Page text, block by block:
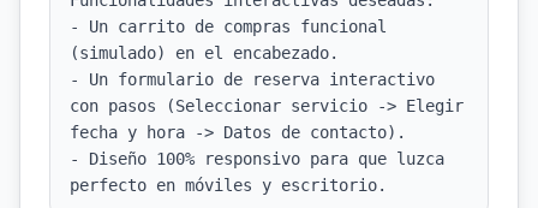
- Un carrito de compras funcional
(simulado) en el encabezado.
- Un formulario de reserva interactivo
con pasos (Seleccionar servicio -> Elegir
fecha y hora -> Datos de contacto).
- Diseño 100% responsivo para que luzca
perfecto en móviles y escritorio.